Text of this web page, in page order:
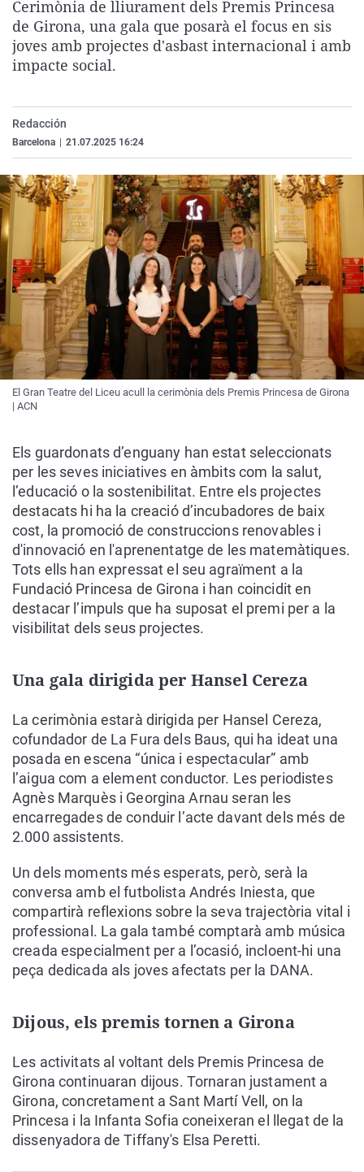
La rosa de los vientos
Gente viajera
Caso
Retornados
Extremadura
Galicia
Virales
Televisión
Cerimònia de lliurament dels Premis Princesa
de Girona, una gala que posarà el focus en sis
joves amb projectes d'asbast internacional i amb
impacte social.
Redacción
Barcelona 21.07.2025 16:24
El Gran Teatre del Liceu acull la cerimònia dels Premis Princesa de Girona
| ACN
Els guardonats d’enguany han estat seleccionats
per les seves iniciatives en àmbits com la salut,
l’educació o la sostenibilitat. Entre els projectes
destacats hi ha la creació d’incubadores de baix
cost, la promoció de construccions renovables i
d'innovació en l'aprenentatge de les matemàtiques.
Tots ells han expressat el seu agraïment a la
Fundació Princesa de Girona i han coincidit en
destacar l’impuls que ha suposat el premi per a la
visibilitat dels seus projectes.
Una gala dirigida per Hansel Cereza
La cerimònia estarà dirigida per Hansel Cereza,
cofundador de La Fura dels Baus, qui ha ideat una
posada en escena “única i espectacular” amb
l’aigua com a element conductor. Les periodistes
Agnès Marquès i Georgina Arnau seran les
encarregades de conduir l’acte davant dels més de
2.000 assistents.
Un dels moments més esperats, però, serà la
conversa amb el futbolista Andrés Iniesta, que
compartirà reflexions sobre la seva trajectòria vital i
professional. La gala també comptarà amb música
creada especialment per a l’ocasió, incloent-hi una
peça dedicada als joves afectats per la DANA.
Dijous, els premis tornen a Girona
Les activitats al voltant dels Premis Princesa de
Girona continuaran dijous. Tornaran justament a
Girona, concretament a Sant Martí Vell, on la
Princesa i la Infanta Sofia coneixeran el llegat de la
dissenyadora de Tiffany's Elsa Peretti.